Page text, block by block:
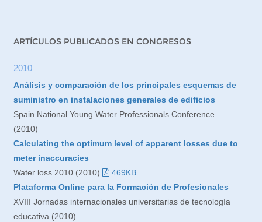
ARTÍCULOS PUBLICADOS EN CONGRESOS
2010
Análisis y comparación de los principales esquemas de
suministro en instalaciones generales de edificios
Spain National Young Water Professionals Conference
(2010)
Calculating the optimum level of apparent losses due to
meter inaccuracies
Water loss 2010 (2010)
469KB
Plataforma Online para la Formación de Profesionales
XVIII Jornadas internacionales universitarias de tecnología
educativa (2010)